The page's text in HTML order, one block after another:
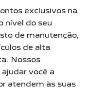
exclusivos na
nível do seu
de manutenção,
de alta
Nossos
você a
atendem às suas